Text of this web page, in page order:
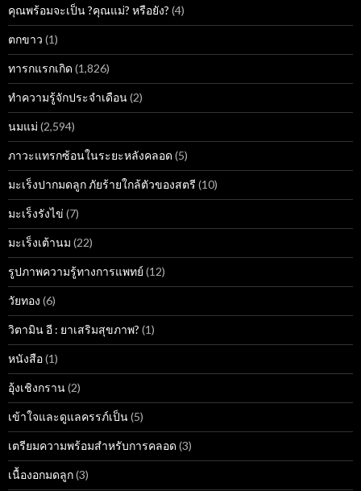
คุณพร้อมจะเป็น ?คุณแม่? หรือยัง? (4)
ตกขาว (1)
ทารกแรกเกิด (1,826)
ทำความรู้จักประจำเดือน(2)
นมแม่ (2,594)
ภาวะแทรกซ้อนในระยะหลังคลอด (5)
มะเร็งปากมดลูก ภัยร้ายใกล้ตัวของสตรี (10)
มะเร็งรังไข่ (7)
มะเร็งเต้านม (22)
รูปภาพความรู้ทางการแพทย์ (12)
วัยทอง (6)
วิตามิน อี : ยาเสริมสุขภาพ? (1)
หนังสือ(1)
อุ้งเชิงกราน(2)
เข้าใจและดูแลครรภ์เป็น(5)
เตรียมความพร้อมสำหรับการคลอด (3)
เนื้องอกมดลูก(3)